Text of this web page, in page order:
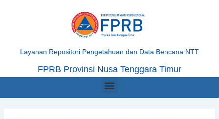
Layanan Repositori Pengetahuan dan Data Bencana NTT
FPRB Provinsi Nusa Tenggara Timur
Menu